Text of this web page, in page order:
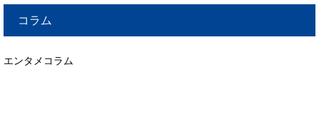
コラム
エンタメコラム